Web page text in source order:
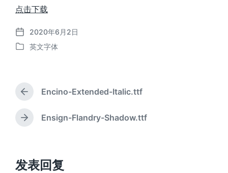
点击下载
发
布
2020年6月2日
发
英文字体
上
篇
文
章
Encino-Extended-Italic.ttf
下
：
Ensign-Flandry-Shadow.ttf
发表回复